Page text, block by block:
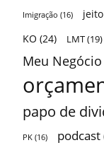
Imigração (16)
KO (24) LMT(19)
Meu Negócio
papo de
PK (16) podcast